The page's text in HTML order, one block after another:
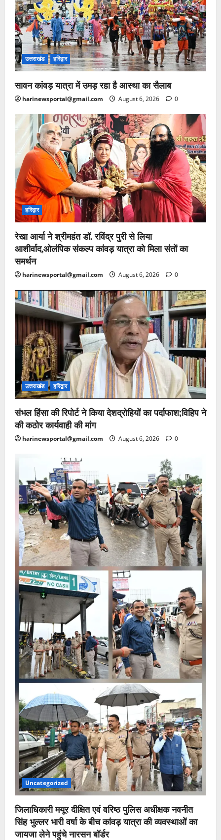
उत्तराखंड हरिद्वार
सावन कांवड़ यात्रा में उमड़ रहा है आस्था का सैलाब
harinewsportal@gmail.com August 6, 2026 0
हरिद्वार
रेखा आर्या ने श्रीमहंत डॉ. रविंद्र पुरी से लिया
आशीर्वाद,ओलंपिक संकल्प कांवड़ यात्रा को मिला संतों का
समर्थन
harinewsportal@gmail.com August 6, 2026 0
उत्तराखंड हरिद्वार
संभल हिंसा की रिपोर्ट ने किया देशद्रोहियों का पर्दाफाश;विहिप ने
की कठोर कार्यवाही की मांग
harinewsportal@gmail.com August 6, 2026 0
Uncategorized
जिलाधिकारी मयूर दीक्षित एवं वरिष्ठ पुलिस अधीक्षक नवनीत
सिंह भुल्लर भारी वर्षा के बीच कांवड़ यात्रा की व्यवस्थाओं का
जायजा लेने पहुंचे नारसन बॉर्डर